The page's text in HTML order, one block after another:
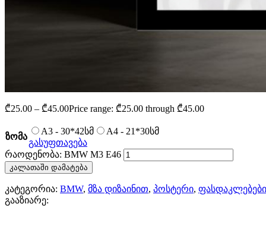
₾25.00 – ₾45.00Price range: ₾25.00 through ₾45.00
ზომა
A3 - 30*42სმ
A4 - 21*30სმ
გასუფთავება
რაოდენობა: BMW M3 E46
კალათაში დამატება
კატეგორია: BMW, მზა დიზაინით, პოსტერი, ფასდაკლებები
გააზიარე: